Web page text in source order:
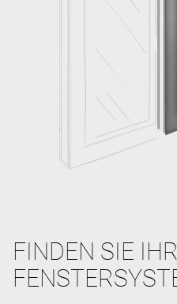
FINDEN SIE